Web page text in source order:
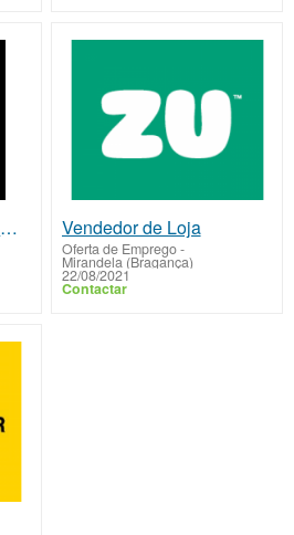
Preparador/Pintor Automóvel Vendedor de Loja
Oferta de Emprego-
Mirandela (Bragança)
22/08/2021
Contactar